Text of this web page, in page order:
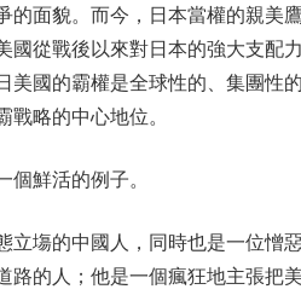
面貌。而今，日本當權的親美
從戰後以來對日本的強大支配
國的霸權是全球性的、集團性
略的中心地位。
鮮活的例子。
塲的中國人，同時也是一位憎
的人；他是一個瘋狂地主張把